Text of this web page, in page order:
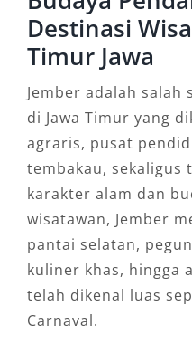
Destinasi
Timur Jawa
Jember adalah
di Jawa Timur yang
agraris, pusat
tembakau, sekaligus
karakter alam dan
wisatawan, Jember
pantai selatan,
kuliner khas, hingga
telah dikenal luas
Carnaval.